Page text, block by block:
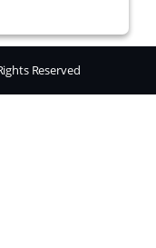
Reserved